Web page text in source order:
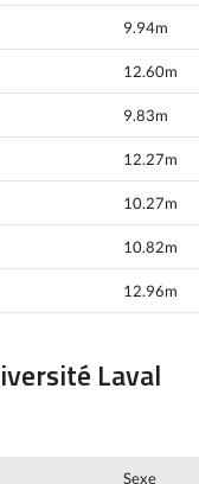
9.94m
12.60m
9.83m
12.27m
10.27m
10.82m
12.96m
Laval
Sexe